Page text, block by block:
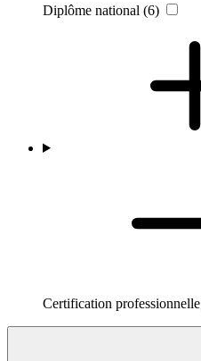
Diplôme national (6)
Certification professionnelle